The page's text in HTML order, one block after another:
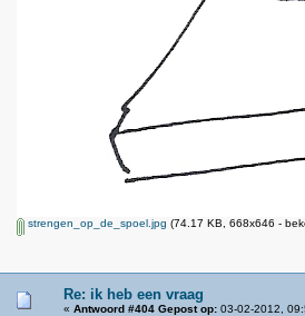
strengen_op_de_spoel.jpg (74.17 KB, 668x646 -
Re: ik heb een vraag
« Antwoord #404 Gepost op:03-02-2012,